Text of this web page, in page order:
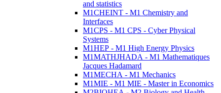
and statistics
M1CHEINT - M1 Chemistry and
Interfaces
M1CPS - M1 CPS - Cyber Physical
Systems
M1HEP - M1 High Energy Physics
M1MATHJHADA - M1 Mathematiques
Jacques Hadamard
M1MECHA - M1 Mechanics
M1MIE - M1 MIE - Master in Economics